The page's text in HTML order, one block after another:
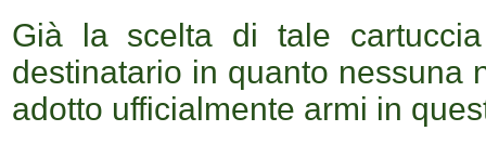
Già la scelta di tale
destinatario in quanto nessuna
adotto ufficialmente armi in